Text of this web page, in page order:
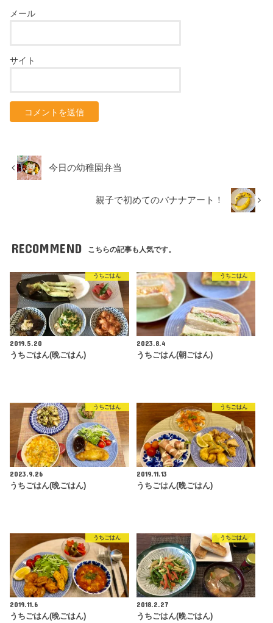
メール
サイト
今日の幼稚園弁当
親子で初めてのバナナアート！
RECOMMEND こちらの記事も人気です。
うちごはん
2019.5.20
うちごはん(晩ごはん)
うちごはん
2023.8.4
うちごはん(朝ごはん)
うちごはん
2023.9.26
うちごはん(晩ごはん)
うちごはん
2019.11.13
うちごはん(晩ごはん)
うちごはん
2019.11.6
うちごはん(晩ごはん)
うちごはん
2018.2.27
うちごはん(晩ごはん)